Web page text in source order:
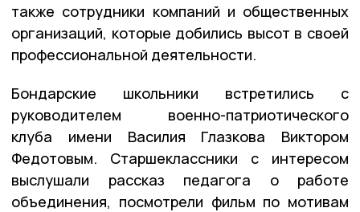
также сотрудники компаний и общественных
организаций, которые добились высот в своей
профессиональной деятельности.
Бондарские школьники встретились с
руководителем военно-патриотического
клуба имени Василия Глазкова Виктором
Федотовым. Старшеклассники с интересом
выслушали рассказ педагога о работе
объединения, посмотрели фильм по мотивам